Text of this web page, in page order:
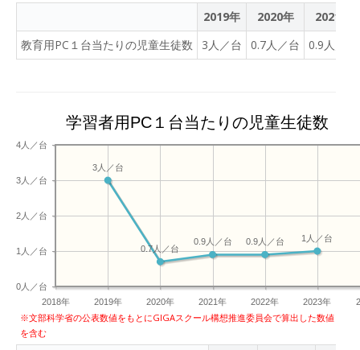
2019年 2020年
2021年
教育用PC１台当たりの児童生徒数
3人／台 0.7人／台 0.9人／台
学習者用PC１台当たりの児童生徒数
2018年 2019年 2020年 2021年 2022年 2023年
0人／台
1人／台
2人／台
3人／台
4人／台
1人／台
0.9人／台
0.9人／台
0.7人／台
3人／台
※文部科学省の公表数値をもとにGIGAスクール構想推進委員会で算出した数値
を含む